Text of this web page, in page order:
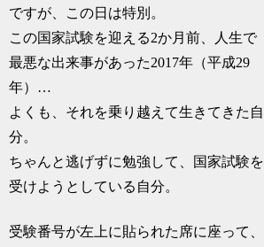
ですが、この日は特別。
この国家試験を迎える2か月前、人生で
最悪な出来事があった2017年（平成29
年）…
よくも、それを乗り越えて生きてきた自
分。
ちゃんと逃げずに勉強して、国家試験を
受けようとしている自分。
受験番号が左上に貼られた席に座って、